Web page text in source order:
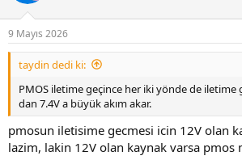
9 Mayıs 2026
taydin dedi ki:
PMOS iletime geçince her iki yönde de iletime
dan 7.4V a büyük akım akar.
pmosun iletisime gecmesi icin 12V olan
lazim, lakin 12V olan kaynak varsa pmos